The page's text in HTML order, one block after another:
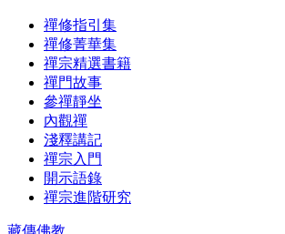
禪修指引集
禪修菁華集
禪宗精選書籍
禪門故事
參禪靜坐
內觀禪
淺釋講記
禪宗入門
開示語錄
禪宗進階研究
藏傳佛教